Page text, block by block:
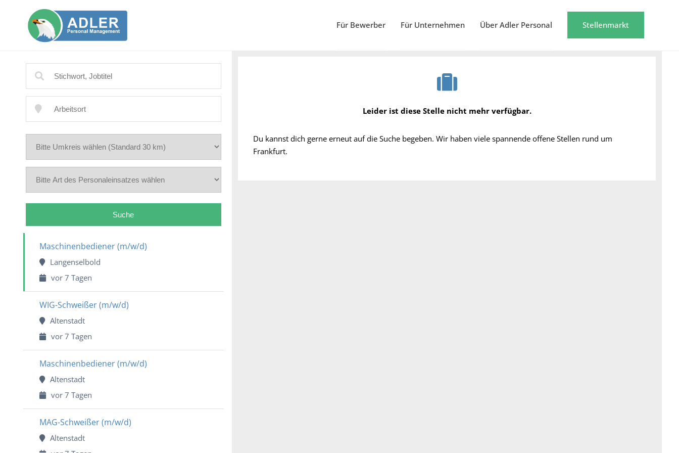
Für Bewerber Für Unternehmen Über Adler Personal Stellenmarkt
Maschinenbediener (m/w/d)
Langenselbold
vor 7 Tagen
WIG-Schweißer (m/w/d)
Altenstadt
vor 7 Tagen
Maschinenbediener (m/w/d)
Altenstadt
vor 7 Tagen
MAG-Schweißer (m/w/d)
Altenstadt
Leider ist diese Stelle nicht mehr verfügbar.
Du kannst dich gerne erneut auf die Suche begeben. Wir haben viele spannende offene Stellen rund um
Frankfurt.